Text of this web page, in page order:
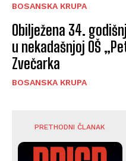
BOSANSKA KRUPA
Obilježena 34.
u nekadašnjoj OŠ
Zvečarka
BOSANSKA KRUPA
PRETHODNI ČLANAK